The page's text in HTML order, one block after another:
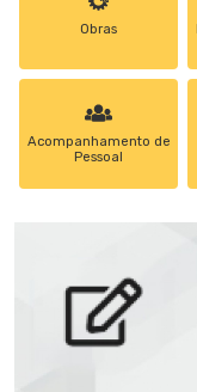
Obras
Acompanhamento de
Pessoal